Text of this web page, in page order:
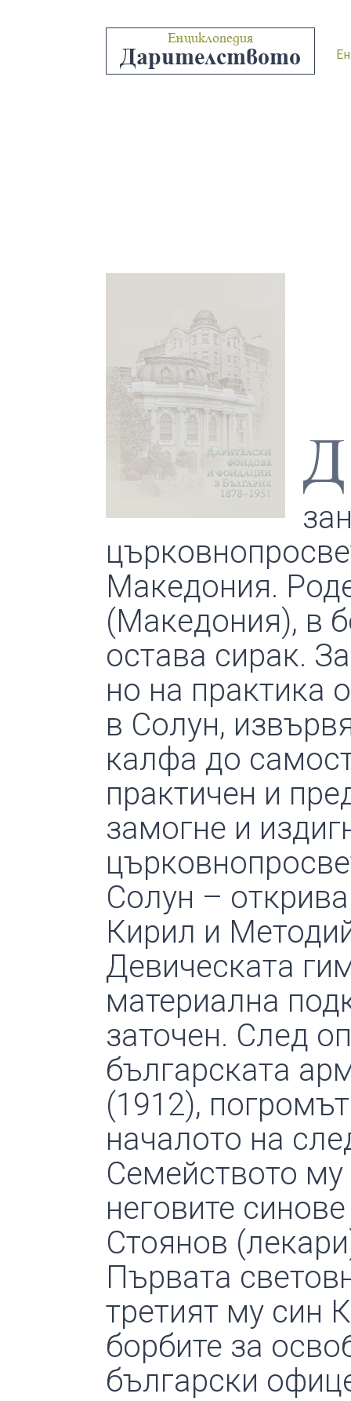
Енциклопедия
Дарителството
Д
Македония.
(Македония), в
остава сирак.
но на практика
в Солун,
калфа до
практичен и
замогне и
Солун –
Кирил и
Девическата
материална
заточен. След
българската
(1912),
началото на
Семейството
неговите
Стоянов
Първата
третият му син
борбите за
български